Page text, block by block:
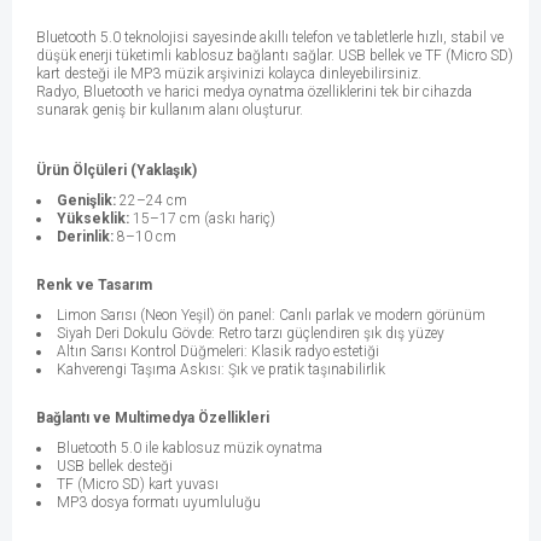
Bluetooth 5.0 teknolojisi sayesinde akıllı telefon ve tabletlerle hızlı, stabil ve
düşük enerji tüketimli kablosuz bağlantı sağlar. USB bellek ve TF (Micro SD)
kart desteği ile MP3 müzik arşivinizi kolayca dinleyebilirsiniz.
Radyo, Bluetooth ve harici medya oynatma özelliklerini tek bir cihazda
sunarak geniş bir kullanım alanı oluşturur.
Ürün Ölçüleri (Yaklaşık)
Genişlik: 22–24 cm
Yükseklik: 15–17 cm (askı hariç)
Derinlik: 8–10 cm
Renk ve Tasarım
Limon Sarısı (Neon Yeşil) ön panel: Canlı parlak ve modern görünüm
Siyah Deri Dokulu Gövde: Retro tarzı güçlendiren şık dış yüzey
Altın Sarısı Kontrol Düğmeleri: Klasik radyo estetiği
Kahverengi Taşıma Askısı: Şık ve pratik taşınabilirlik
Bağlantı ve Multimedya Özellikleri
Bluetooth 5.0 ile kablosuz müzik oynatma
USB bellek desteği
TF (Micro SD) kart yuvası
MP3 dosya formatı uyumluluğu